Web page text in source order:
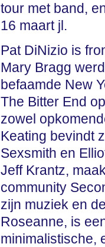
tour met band,
16 maart jl.
Pat DiNizio is
Mary Bragg
befaamde New
The Bitter End
zowel
Keating bevindt
Sexsmith en
Jeff Krantz,
community
zijn muziek en
Roseanne, is
minimalistische,